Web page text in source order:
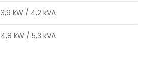
3,9 kW / 4,2 kVA
4,8 kW / 5,3 kVA